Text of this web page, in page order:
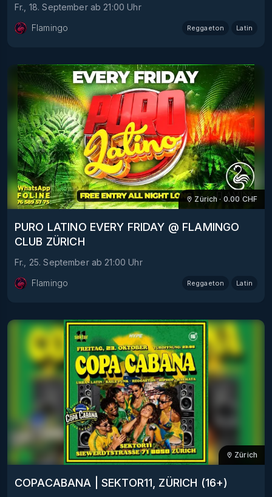
Fr., 18. September ab 21:00 Uhr
Flamingo
Reggaeton Latin
Zürich · 0.00 CHF
PURO LATINO EVERY FRIDAY @ FLAMINGO
CLUB ZÜRICH
Fr., 25. September ab 21:00 Uhr
Flamingo
Reggaeton Latin
Zürich
COPACABANA | SEKTOR11, ZÜRICH (16+)